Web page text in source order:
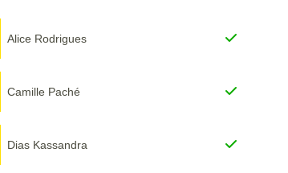
Alice Rodrigues
Camille Paché
Dias Kassandra